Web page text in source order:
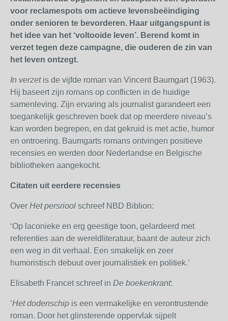
voor reclamespots om actieve levensbeëindiging
onder senioren te bevorderen. Haar uitgangspunt is
het idee van het ‘voltooide leven’. Berend komt in
verzet tegen deze campagne, die ouderen de zin van
het leven ontzegt.
In verzetis de vijfde roman van Vincent Baumgart (1963).
Hij baseert zijn romans op conflicten in de huidige
samenleving. Zijn ervaring als journalist garandeert een
toegankelijk geschreven boek dat op meerdere niveau’s
kan worden begrepen, en dat gekruid is met actie, humor
en ontroering. Baumgarts romans ontvingen positieve
recensies en werden door Nederlandse en Belgische
bibliotheken aangekocht.
Citaten uit eerdere recensies
Over Het persriool schreef NBD Biblion:
‘Op laconieke en erg geestige toon, gelardeerd met
referenties aan de wereldliteratuur, baant de auteur zich
een weg in dit verhaal. Een smakelijk en zeer
humoristisch debuut over journalistiek en politiek.’
Elisabeth Francet schreef in De boekenkrant:
‘Het dodenschip is een vermakelijke en verontrustende
roman. Door het glinsterende oppervlak sijpelt